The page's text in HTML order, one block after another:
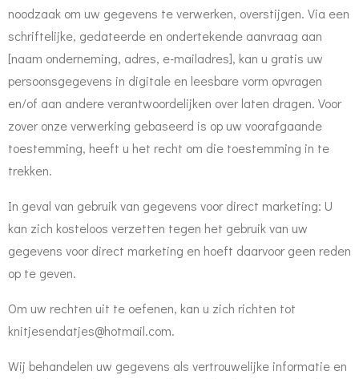
noodzaak om uw gegevens te verwerken, overstijgen. Via een
schriftelijke, gedateerde en ondertekende aanvraag aan
[naam onderneming, adres, e-mailadres], kan u gratis uw
persoonsgegevens in digitale en leesbare vorm opvragen
en/of aan andere verantwoordelijken over laten dragen. Voor
zover onze verwerking gebaseerd is op uw voorafgaande
toestemming, heeft u het recht om die toestemming in te
trekken.
In geval van gebruik van gegevens voor direct marketing: U
kan zich kosteloos verzetten tegen het gebruik van uw
gegevens voor direct marketing en hoeft daarvoor geen reden
op te geven.
Om uw rechten uit te oefenen, kan u zich richten tot
knitjesendatjes@hotmail.com.
Wij behandelen uw gegevens als vertrouwelijke informatie en